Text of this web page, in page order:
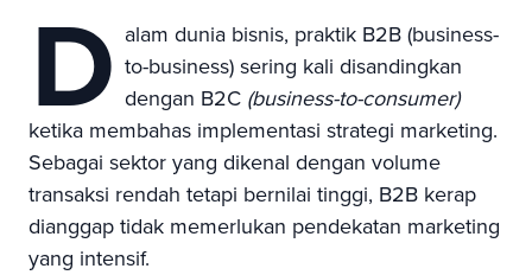
D alam dunia bisnis, praktik B2B (business-
to-business) sering kali disandingkan
dengan B2C (business-to-consumer)
ketika membahas implementasi strategi marketing.
Sebagai sektor yang dikenal dengan volume
transaksi rendah tetapi bernilai tinggi, B2B kerap
dianggap tidak memerlukan pendekatan marketing
yang intensif.